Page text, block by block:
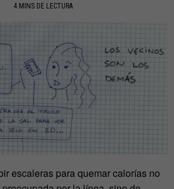
4 MINS DE LECTURA
escaleras para quemar calorías no